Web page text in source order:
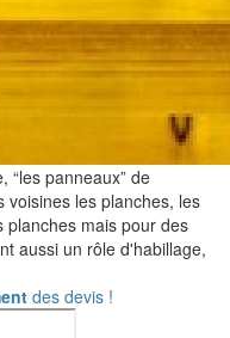
“les panneaux” de
voisines les planches, les
mais pour des
aussi un rôle d'habillage,
des devis !